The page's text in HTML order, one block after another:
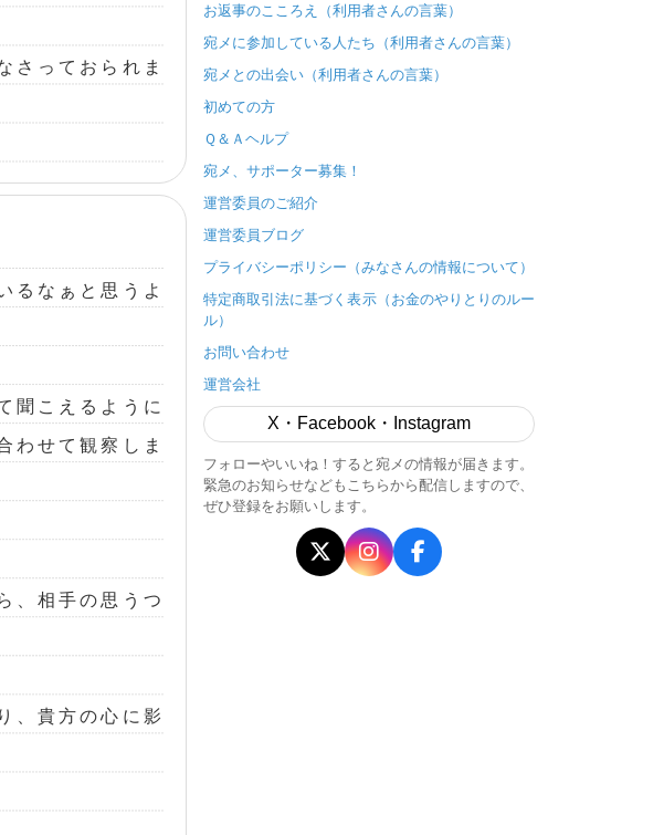
さっておられま
るなぁと思うよ
聞こえるように
わせて観察しま
、相手の思うつ
、貴方の心に影
お返事のこころえ（利用者さんの言葉）
宛メに参加している人たち（利用者さんの言葉）
宛メとの出会い（利用者さんの言葉）
初めての方
Ｑ＆Ａヘルプ
宛メ、サポーター募集！
運営委員のご紹介
運営委員ブログ
プライバシーポリシー（みなさんの情報について）
特定商取引法に基づく表示（お金のやりとりのルー
ル）
お問い合わせ
運営会社
X・Facebook・Instagram
フォローやいいね！すると宛メの情報が届きます。
緊急のお知らせなどもこちらから配信しますので、
ぜひ登録をお願いします。